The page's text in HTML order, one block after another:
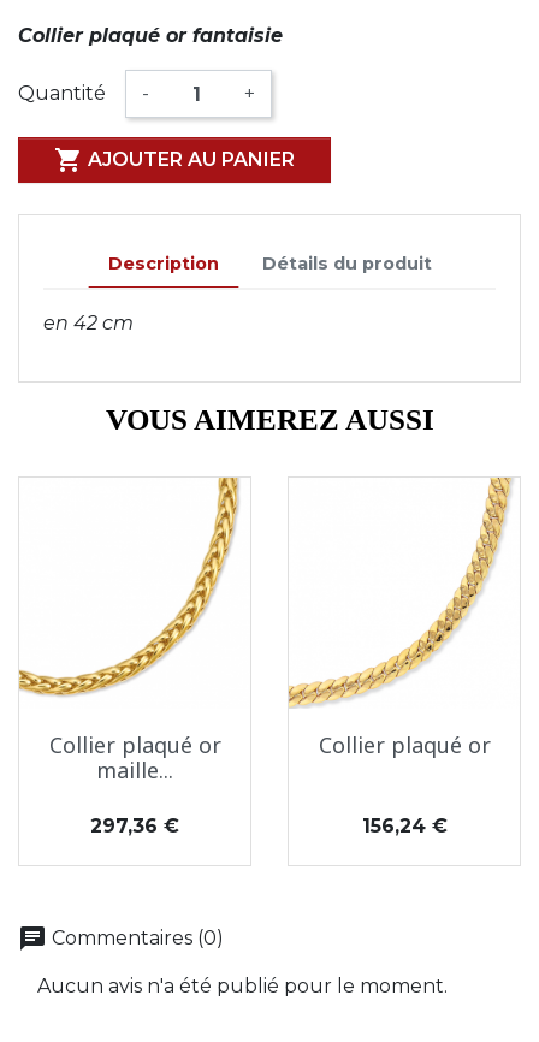
Collier plaqué or fantaisie
Quantité - +
 AJOUTER AU PANIER
Description Détails du produit
en 42 cm
VOUS AIMEREZ AUSSI
Collier plaqué or
maille...
Prix
297,36 €
Collier plaqué or
Prix
156,24 €
chat Commentaires (0)
Aucun avis n'a été publié pour le moment.